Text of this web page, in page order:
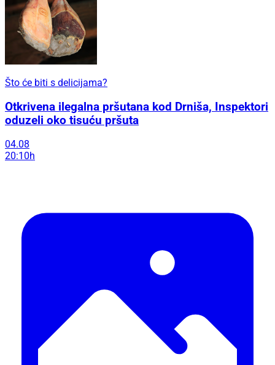
Što će biti s delicijama?
Otkrivena ilegalna pršutana kod Drniša, Inspektori
oduzeli oko tisuću pršuta
04.08
20:10h